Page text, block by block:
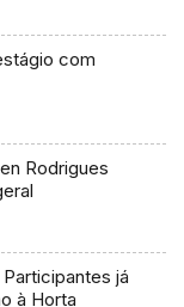
com
Rodrigues
já
à Horta